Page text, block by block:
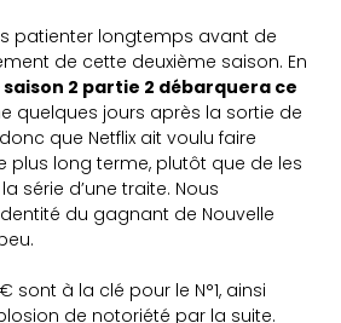
patienter longtemps avant de
de cette deuxième saison. En
saison 2 partie 2 débarquera ce
quelques jours après la sortie de
que Netflix ait voulu faire
plus long terme, plutôt que de les
série d’une traite. Nous
du gagnant de Nouvelle
sont à la clé pour le N°1, ainsi
de notoriété par la suite.